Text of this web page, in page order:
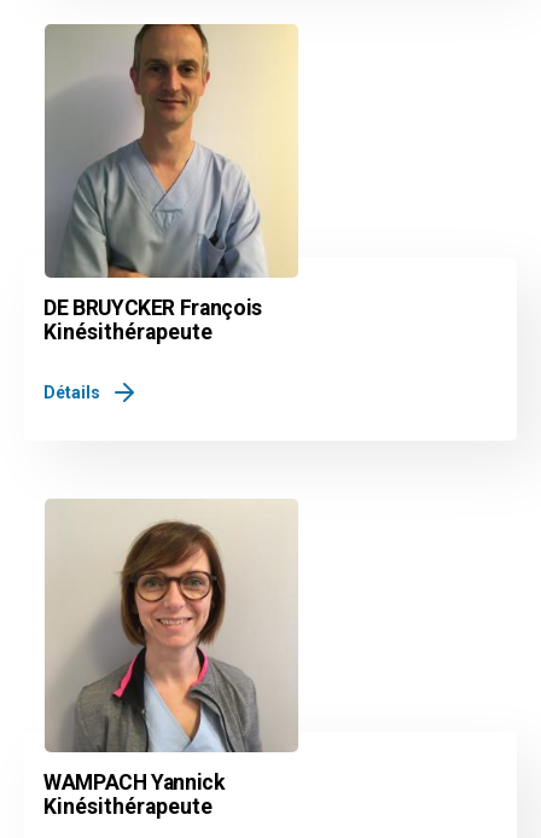
DE BRUYCKER François
Kinésithérapeute
Détails
WAMPACH Yannick
Kinésithérapeute